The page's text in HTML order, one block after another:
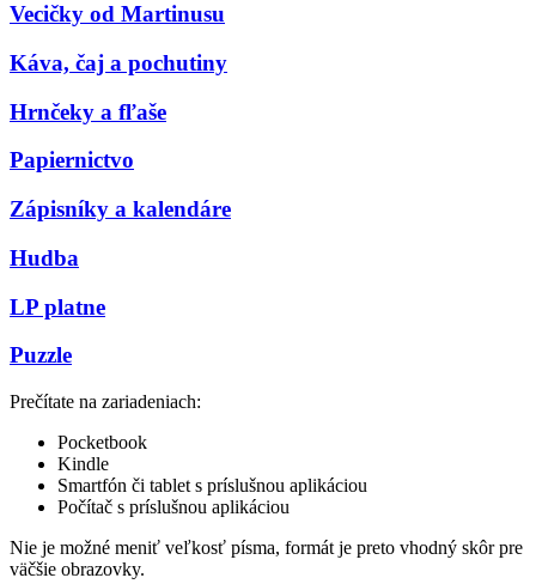
Vecičky od Martinusu
Káva, čaj a pochutiny
Hrnčeky a fľaše
Papiernictvo
Zápisníky a kalendáre
Hudba
LP platne
Puzzle
Prečítate na zariadeniach:
Pocketbook
Kindle
Smartfón či tablet s príslušnou aplikáciou
Počítač s príslušnou aplikáciou
Nie je možné meniť veľkosť písma, formát je preto vhodný skôr pre
väčšie obrazovky.